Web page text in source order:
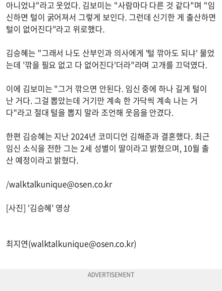
아니었냐"라고 웃었다. 김보미는 "사람마다 다른 것 같다"며 "임
신하면 털이 굵어져서 그렇게 보인다. 그런데 신기한 게 출산하면
털이 없어진다"라고 위로했다.
김승혜는 "그래서 나도 산부인과 의사에게 '털 깎아도 되냐' 물었
는데 '깎을 필요 없고 다 없어진다'더라"라며 고개를 끄덕였다.
이에 김보미는 "그거 깎으면 안된다. 임신 중에 하나 길게 털이
난 거다. 그걸 뽑았는데 거기만 계속 한 가닥씩 계속 나는 거
다"라고 절대 털을 뽑지 말라 조언해 웃음을 안겼다.
한편 김승혜는 지난 2024년 코미디언 김해준과 결혼했다. 최근
임신 소식을 전한 그는 2세 성별이 딸이라고 밝혔으며, 10월 출
산 예정이라고 밝혔다.
/walktalkunique@osen.co.kr
[사진] '김승혜' 영상
최지연(walktalkunique@osen.co.kr)